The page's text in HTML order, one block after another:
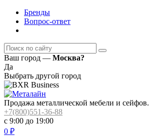
Бренды
Вопрос-ответ
Ваш город — Москва?
Да
Выбрать другой город
Продажа металлической мебели и сейфов.
+7(800)551-36-88
с 9:00 до 19:00
0 ₽